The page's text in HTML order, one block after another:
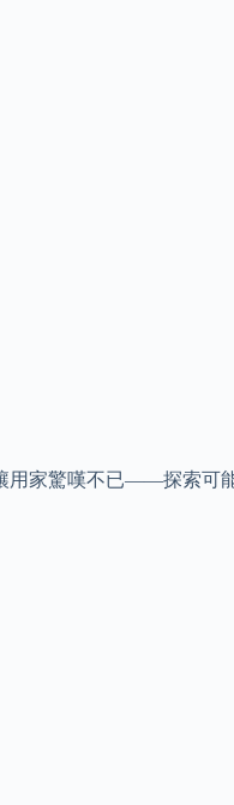
用家驚嘆不已——探索可